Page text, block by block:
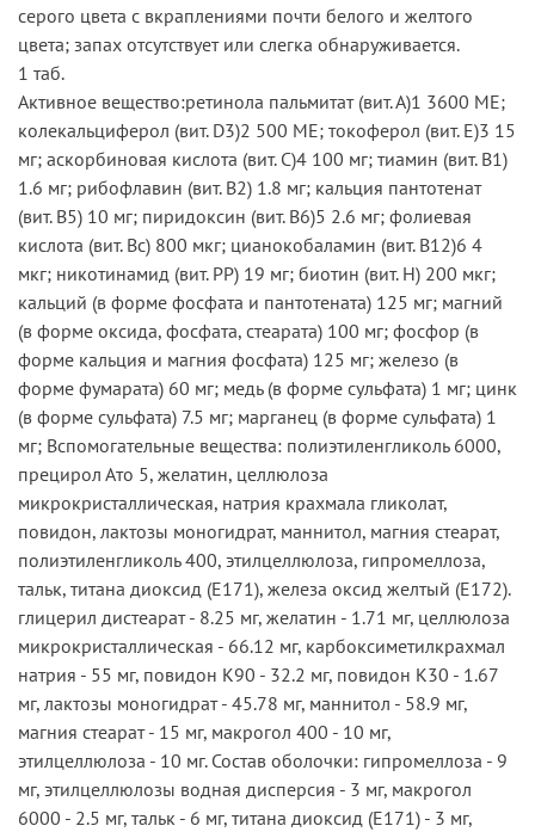
серого цвета с вкраплениями почти белого и желтого
цвета; запах отсутствует или слегка обнаруживается.
1 таб.
Активное вещество:ретинола пальмитат (вит. А)1 3600 МЕ;
колекальциферол (вит. D3)2 500 МЕ; токоферол (вит. Е)3 15
мг; аскорбиновая кислота (вит. С)4 100 мг; тиамин (вит. В1)
1.6 мг; рибофлавин (вит. B2) 1.8 мг; кальция пантотенат
(вит. B5) 10 мг; пиридоксин (вит. B6)5 2.6 мг; фолиевая
кислота (вит. Bc) 800 мкг; цианокобаламин (вит. B12)6 4
мкг; никотинамид (вит. PP) 19 мг; биотин (вит. Н) 200 мкг;
кальций (в форме фосфата и пантотената) 125 мг; магний
(в форме оксида, фосфата, стеарата) 100 мг; фосфор (в
форме кальция и магния фосфата) 125 мг; железо (в
форме фумарата) 60 мг; медь (в форме сульфата) 1 мг; цинк
(в форме сульфата) 7.5 мг; марганец (в форме сульфата) 1
мг; Вспомогательные вещества: полиэтиленгликоль 6000,
прецирол Ато 5, желатин, целлюлоза
микрокристаллическая, натрия крахмала гликолат,
повидон, лактозы моногидрат, маннитол, магния стеарат,
полиэтиленгликоль 400, этилцеллюлоза, гипромеллоза,
тальк, титана диоксид (Е171), железа оксид желтый (Е172).
глицерил дистеарат - 8.25 мг, желатин - 1.71 мг, целлюлоза
микрокристаллическая - 66.12 мг, карбоксиметилкрахмал
натрия - 55 мг, повидон K90 - 32.2 мг, повидон K30 - 1.67
мг, лактозы моногидрат - 45.78 мг, маннитол - 58.9 мг,
магния стеарат - 15 мг, макрогол 400 - 10 мг,
этилцеллюлоза - 10 мг. Состав оболочки: гипромеллоза - 9
мг, этилцеллюлозы водная дисперсия - 3 мг, макрогол
6000 - 2.5 мг, тальк - 6 мг, титана диоксид (Е171) - 3 мг,